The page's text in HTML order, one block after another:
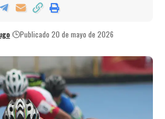
Publicado 20 de mayo de 2026